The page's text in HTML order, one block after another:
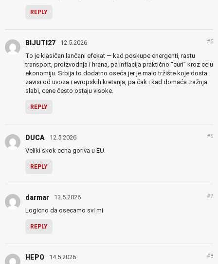
REPLY
BIJUTI27 12.5.2026 #5
To je klasičan lančani efekat — kad poskupe energenti, rastu
transport, proizvodnja i hrana, pa inflacija praktično “curi” kroz celu
ekonomiju. Srbija to dodatno oseća jer je malo tržište koje dosta
zavisi od uvoza i evropskih kretanja, pa čak i kad domaća tražnja
slabi, cene često ostaju visoke.
REPLY
DUCA 12.5.2026 #6
Veliki skok cena goriva u EU.
REPLY
darmar 13.5.2026 #7
Logicno da osecamo svi mi
REPLY
HEPO 14.5.2026 #8